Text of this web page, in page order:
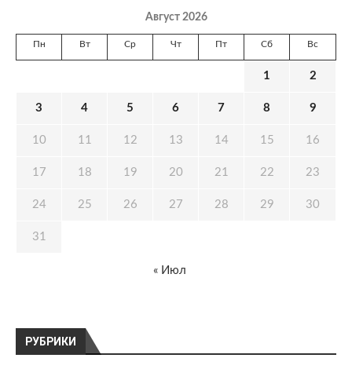
РУБРИКИ
Август 2026
Пн Вт Ср Чт Пт Сб Вс
1 2
3 4 5 6 7 8 9
10 11 12 13 14 15 16
17 18 19 20 21 22 23
24 25 26 27 28 29 30
31
« Июл